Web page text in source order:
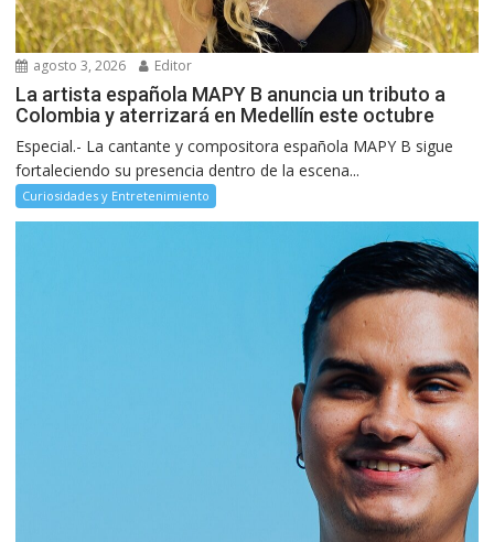
agosto 3, 2026 Editor
La artista española MAPY B anuncia un tributo a
Colombia y aterrizará en Medellín este octubre
Especial.- La cantante y compositora española MAPY B sigue
fortaleciendo su presencia dentro de la escena...
Curiosidades y Entretenimiento